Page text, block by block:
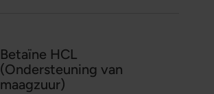
Betaïne HCL
(Ondersteuning van
maagzuur)